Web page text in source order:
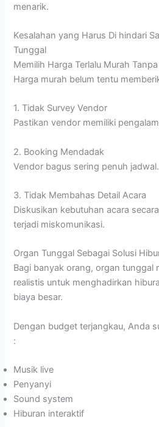
menarik.
Kesalahan yang Harus Di hindari
Tunggal
Memilih Harga Terlalu Murah
Harga murah belum tentu
1. Tidak Survey Vendor
Pastikan vendor memiliki
2. Booking Mendadak
Vendor bagus sering penuh jadwal.
3. Tidak Membahas Detail Acara
Diskusikan kebutuhan acara
terjadi miskomunikasi.
Organ Tunggal Sebagai Solusi
Bagi banyak orang, organ tunggal
realistis untuk menghadirkan
biaya besar.
Dengan budget terjangkau, Anda
:
Musik live
Penyanyi
Sound system
Hiburan interaktif